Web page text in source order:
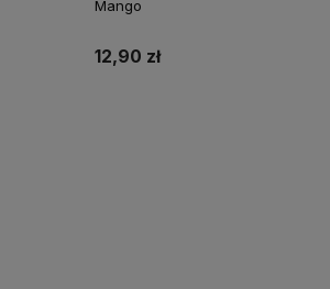
Mango
12,90 zł